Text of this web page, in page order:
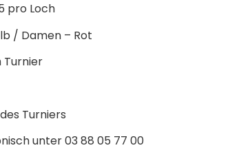
pro Loch
/ Damen – Rot
Turnier
Turniers
unter 03 88 05 77 00